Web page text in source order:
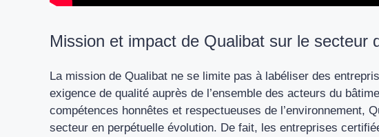
Mission et impact de Qualibat sur le secteur
La mission de Qualibat ne se limite pas à labéliser des
exigence de qualité auprès de l’ensemble des acteurs du
compétences honnêtes et respectueuses de l’environnement,
secteur en perpétuelle évolution. De fait, les entreprises